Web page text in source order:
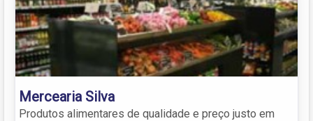
Mercearia Silva
Produtos alimentares de qualidade e preço justo em